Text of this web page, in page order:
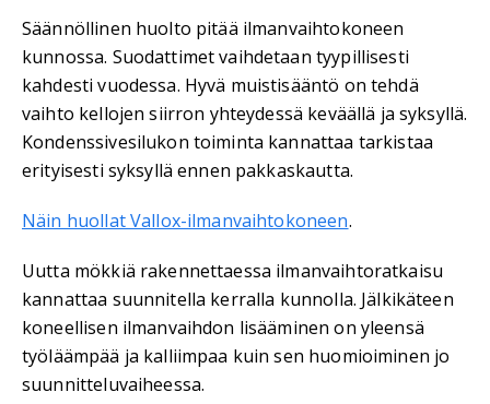
Säännöllinen huolto pitää ilmanvaihtokoneen
kunnossa. Suodattimet vaihdetaan tyypillisesti
kahdesti vuodessa. Hyvä muistisääntö on tehdä
vaihto kellojen siirron yhteydessä keväällä ja syksyllä.
Kondenssivesilukon toiminta kannattaa tarkistaa
erityisesti syksyllä ennen pakkaskautta.
Näin huollat Vallox-ilmanvaihtokoneen.
Uutta mökkiä rakennettaessa ilmanvaihtoratkaisu
kannattaa suunnitella kerralla kunnolla. Jälkikäteen
koneellisen ilmanvaihdon lisääminen on yleensä
työläämpää ja kalliimpaa kuin sen huomioiminen jo
suunnitteluvaiheessa.